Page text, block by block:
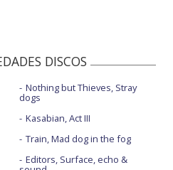
DISCOS
Nothing but Thieves, Stray
dogs
Kasabian, Act III
Train, Mad dog in the fog
Editors, Surface, echo &